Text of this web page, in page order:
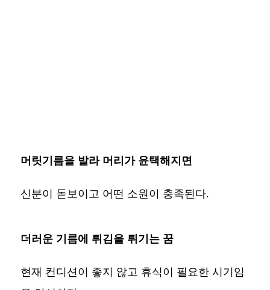
머릿기름을 발라 머리가 윤택해지면
신분이 돋보이고 어떤 소원이 충족된다.
더러운 기름에 튀김을 튀기는 꿈
현재 컨디션이 좋지 않고 휴식이 필요한 시기임